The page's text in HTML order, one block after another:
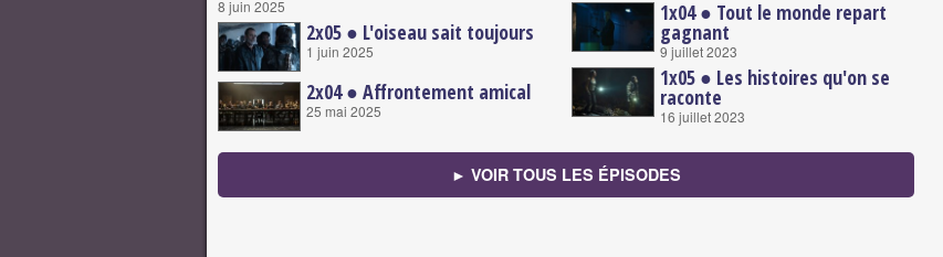
8 juin 2025
2x05 ● L'oiseau sait toujours
1 juin 2025
2x04 ● Affrontement amical
25 mai 2025
1x04 ● Tout le monde repart
gagnant
9 juillet 2023
1x05 ● Les histoires qu'on se
raconte
16 juillet 2023
► VOIR TOUS LES ÉPISODES